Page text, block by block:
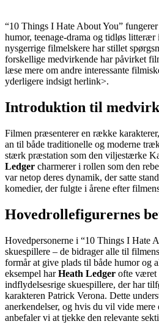
“10 Things I Hate About You”
humor, teenage-drama og tidløs
nysgerrige filmelskere har stillet
forskellige medvirkende har påvirket
læse mere om andre interessante
yderligere indsigtherlink>.
Introduktion til
Filmen præsenterer en række
an til både traditionelle og moderne
stærk præstation som den viljestærke
Ledger charmerer i rollen som den
var netop deres dynamik, der satte
komedier, der fulgte i årene efter
Hovedrollefigurernes
Hovedpersonerne i “10 Things I Hate
skuespillere – de bidrager alle til
formår at give plads til både humor og
eksempel harHeath Ledger ofte været
indflydelsesrige skuespillere, der har
karakteren Patrick Verona. Dette
anerkendelser, og hvis du vil vide
anbefaler vi at tjekke den relevante